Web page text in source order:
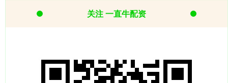
关注 一直牛配资